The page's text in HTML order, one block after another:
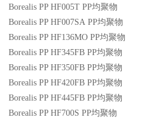
Borealis PP HF005T PP均聚物
Borealis PP HF007SA PP均聚物
Borealis PP HF136MO PP均聚物
Borealis PP HF345FB PP均聚物
Borealis PP HF350FB PP均聚物
Borealis PP HF420FB PP均聚物
Borealis PP HF445FB PP均聚物
Borealis PP HF700S PP均聚物